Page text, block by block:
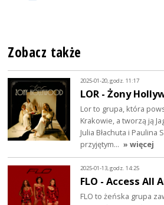
Zobacz także
2025-01-20, godz. 11:17
LOR - Żony
Lor to grupa, która
Krakowie, a tworzą ją
Julia Błachuta i Paulina
przyjętym… » więcej
2025-01-13, godz. 14:25
FLO - Access All
FLO to żeńska grupa